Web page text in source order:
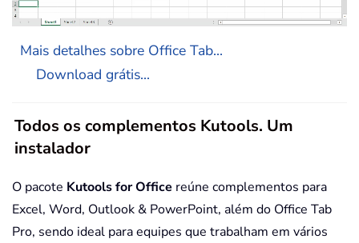
Mais detalhes sobre Office Tab...
Download grátis...
Todos os complementos Kutools. Um
instalador
O pacote Kutools for Office reúne complementos para
Excel, Word, Outlook & PowerPoint, além do Office Tab
Pro, sendo ideal para equipes que trabalham em vários